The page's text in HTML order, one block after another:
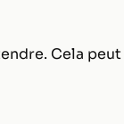
Cela peut